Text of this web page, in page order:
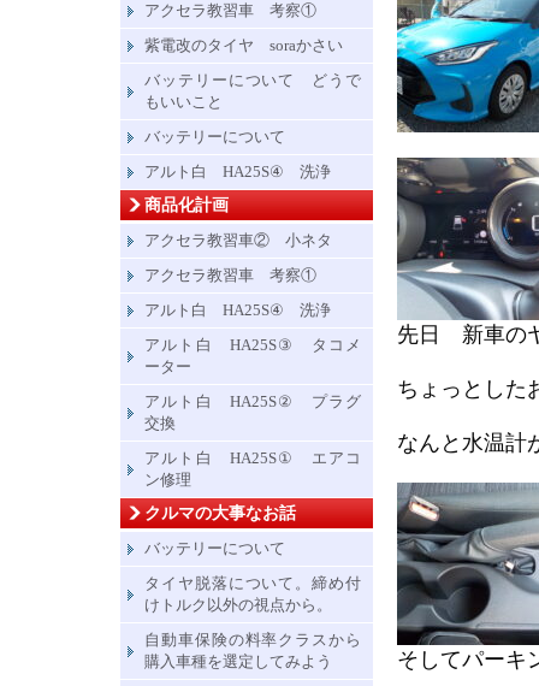
先日 新車の
ちょっとした
なんと水温計
そしてパー
アクセラ教習車 考察①
紫電改のタイヤ soraかさい
バッテリーについて どうで
もいいこと
バッテリーについて
アルト白 HA25S④ 洗浄
商品化計画
アクセラ教習車② 小ネタ
アクセラ教習車 考察①
アルト白 HA25S④ 洗浄
アルト白 HA25S③ タコメ
ーター
アルト白 HA25S② プラグ
交換
アルト白 HA25S① エアコ
ン修理
クルマの大事なお話
バッテリーについて
タイヤ脱落について。締め付
けトルク以外の視点から。
自動車保険の料率クラスから
購入車種を選定してみよう